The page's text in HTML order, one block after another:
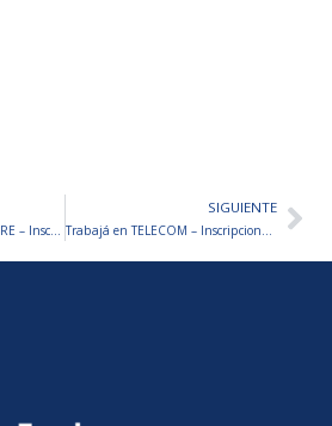
Trabajá en MERCADO LIBRE – Inscripciones abiertas
SIGUIENTE
Trabajá en TELECOM – Inscripciones abiertas